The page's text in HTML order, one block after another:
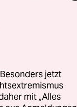
jetzt
mit „Alles